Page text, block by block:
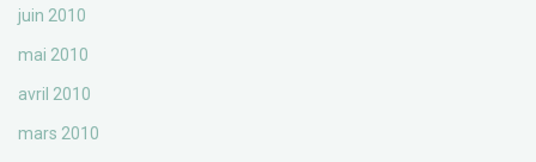
juin 2010
mai 2010
avril 2010
mars 2010